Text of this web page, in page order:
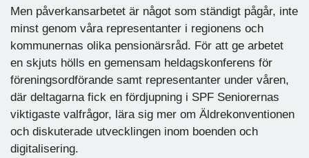
Men påverkansarbetet är något som ständigt pågår, inte
minst genom våra representanter i regionens och
kommunernas olika pensionärsråd. För att ge arbetet
en skjuts hölls en gemensam heldagskonferens för
föreningsordförande samt representanter under våren,
där deltagarna fick en fördjupning i SPF Seniorernas
viktigaste valfrågor, lära sig mer om Äldrekonventionen
och diskuterade utvecklingen inom boenden och
digitalisering.